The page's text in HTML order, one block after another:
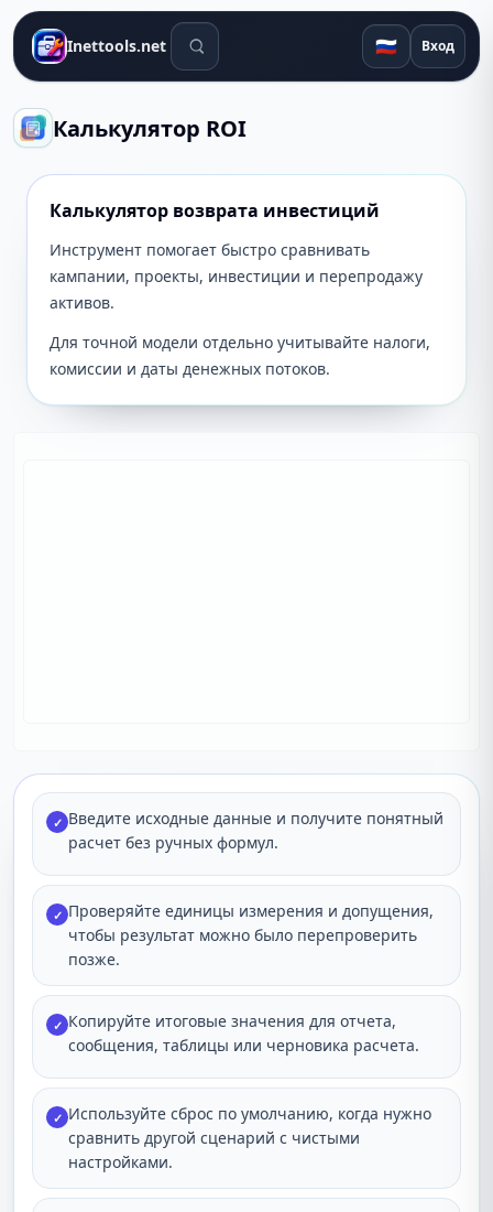
Inettools.net Поиск инструментов 🇷🇺 Вход
Калькулятор ROI
Калькулятор возврата инвестиций
Инструмент помогает быстро сравнивать
кампании, проекты, инвестиции и перепродажу
активов.
Для точной модели отдельно учитывайте налоги,
комиссии и даты денежных потоков.
✓ Введите исходные данные и получите понятный
расчет без ручных формул.
✓ Проверяйте единицы измерения и допущения,
чтобы результат можно было перепроверить
позже.
✓ Копируйте итоговые значения для отчета,
сообщения, таблицы или черновика расчета.
✓ Используйте сброс по умолчанию, когда нужно
сравнить другой сценарий с чистыми
настройками.